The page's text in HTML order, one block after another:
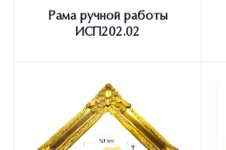
Рама ручной работы
ИСП202.02